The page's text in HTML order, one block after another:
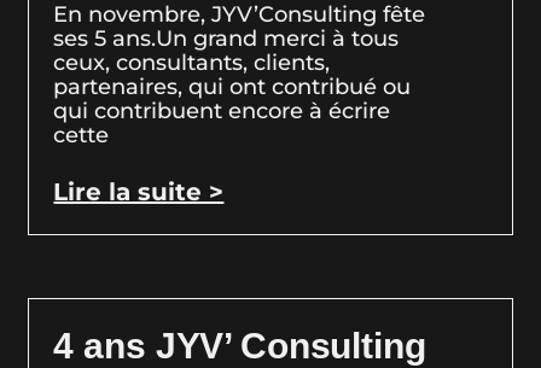
En novembre, JYV’Consulting fête
ses 5 ans.Un grand merci à tous
ceux, consultants, clients,
partenaires, qui ont contribué ou
qui contribuent encore à écrire
cette
Lire la suite >
4 ans JYV’ Consulting